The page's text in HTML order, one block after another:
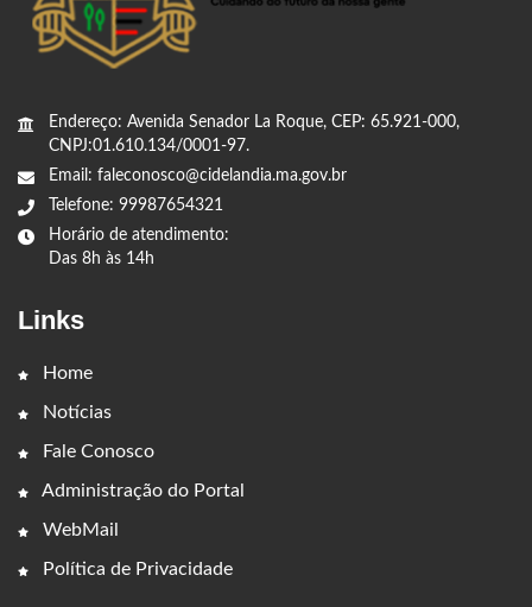
Endereço: Avenida Senador La Roque, CEP: 65.921-000,
CNPJ:01.610.134/0001-97.
Email: faleconosco@cidelandia.ma.gov.br
Telefone: 99987654321
Horário de atendimento:
Das 8h às 14h
Links
Home
Notícias
Fale Conosco
Administração do Portal
WebMail
Política de Privacidade